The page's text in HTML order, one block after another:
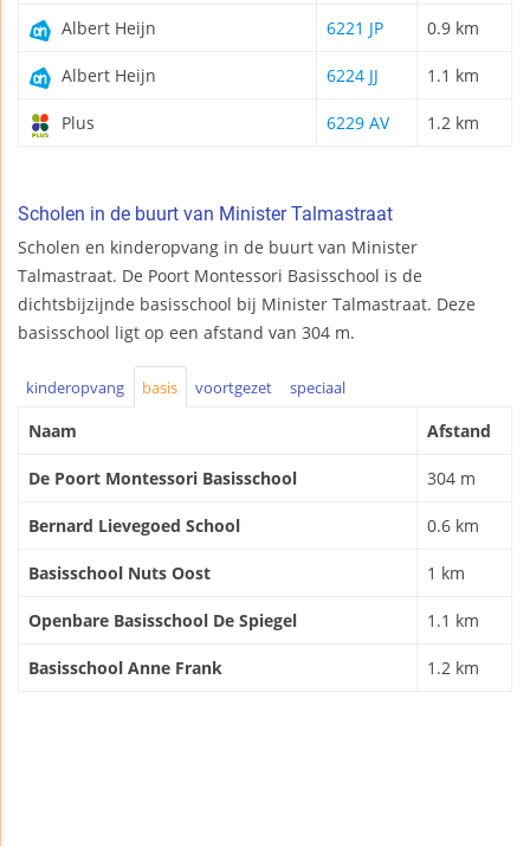
Albert Heijn 6221 JP 0.9 km
Albert Heijn 6224 JJ 1.1 km
Plus 6229 AV 1.2 km
Scholen in de buurt van Minister Talmastraat
Scholen en kinderopvang in de buurt van Minister
Talmastraat. De Poort Montessori Basisschool is de
dichtsbijzijnde basisschool bij Minister Talmastraat. Deze
basisschool ligt op een afstand van 304 m.
kinderopvang basis voortgezet speciaal
Naam Afstand
De Poort Montessori Basisschool 304 m
Bernard Lievegoed School 0.6 km
Basisschool Nuts Oost 1 km
Openbare Basisschool De Spiegel 1.1 km
Basisschool Anne Frank 1.2 km